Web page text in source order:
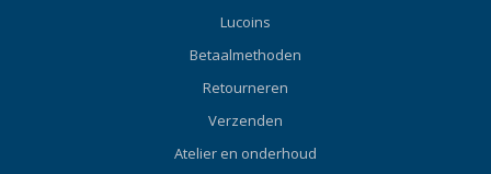
Lucoins
Betaalmethoden
Retourneren
Verzenden
Atelier en onderhoud